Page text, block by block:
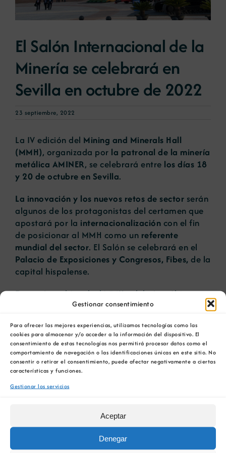
Gestionar consentimiento
Para ofrecer las mejores experiencias, utilizamos tecnologías como las
cookies para almacenar y/o acceder a la información del dispositivo. El
consentimiento de estas tecnologías nos permitirá procesar datos como el
comportamiento de navegación o las identificaciones únicas en este sitio. No
consentir o retirar el consentimiento, puede afectar negativamente a ciertas
características y funciones.
Gestionar los servicios
Aceptar
Denegar
Portal de empleo
Contacto
El Salón Internacional de la
Minería se celebrará en
Sevilla en octubre de 2022
23 septiembre, 2022
La IV edición del Mining and Minerals Hall
(MMH), organizada por la patronal de la minería
metálica AMINER, se celebrará entre los días 18
y 20 de octubre en Sevilla.
La innovación y los nuevos retos de sector serán
algunos de los protagonistas del certamen que
apostará por la internacionalización con el fin
de posicionar al MMH como un referente
mundial del sector. El Salón se celebrará en el
Palacio de Exposiciones y Congresos, Fibes, de la
capital hispalense.
De carácter bienal, el MMH celebró su última
edición en octubre de 2019 con la participación
congresistas de 17 nacionalidades y 70
ponentes de un programa científico de primer
nivel. Con más de 10.000 visitas registradas y
2.000 encuentros empresariales, Sevilla se
convirtió durante esos días en la capital mundial
de la minería.
acogerá a las principales compañías y
entidades del sector minero español, así como a
empresas auxiliaresy otras
relacionadas. Una cita internacional que servirá